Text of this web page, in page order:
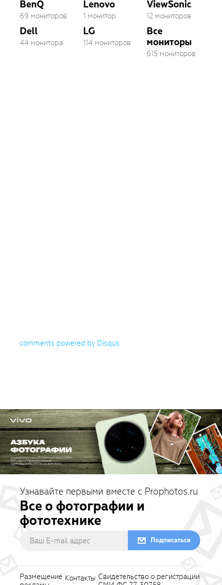
BenQ
69 мониторов
Dell
44 монитора
Lenovo
1 монитор
LG
114 мониторов
ViewSonic
12 мониторов
Все
мониторы
615 мониторов
comments powered by Disqus
Узнавайте первыми вместе с Prophotos.ru
Все о фотографии и
фототехнике
Подписаться
Размещение Контакты Свидетельство о регистрации